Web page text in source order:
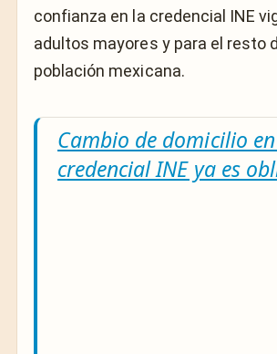
confianza en la credencial INE
adultos mayores y para el resto
población mexicana.
Cambio de domicilio
credencial INE ya es